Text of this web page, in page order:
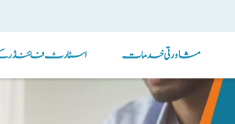
اسٹارٹ فائنڈر کے مشاورتی خدمات